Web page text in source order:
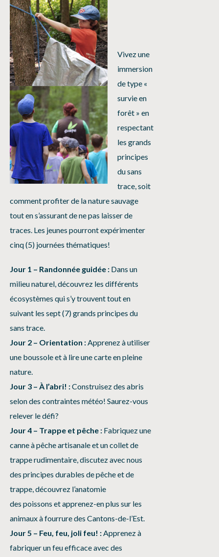
Vivez une
immersion
de type «
survie en
forêt » en
respectant
les grands
principes
du sans
trace, soit
comment profiter de la nature sauvage
tout en s’assurant de ne pas laisser de
traces. Les jeunes pourront expérimenter
cinq (5) journées thématiques!
Jour 1 – Randonnée guidée : Dans un
milieu naturel, découvrez les différents
écosystèmes qui s’y trouvent tout en
suivant les sept (7) grands principes du
sans trace.
Jour 2 – Orientation :Apprenez à utiliser
une boussole et à lire une carte en pleine
nature.
Jour 3 – À l’abri! :Construisez des abris
selon des contraintes météo! Saurez-vous
relever le défi?
Jour 4 – Trappe et pêche : Fabriquez une
canne à pêche artisanale et un collet de
trappe rudimentaire, discutez avec nous
des principes durables de pêche et de
trappe, découvrez l’anatomie
des poissons et apprenez-en plus sur les
animaux à fourrure des Cantons-de-l’Est.
Jour 5 – Feu, feu, joli feu! :Apprenez à
fabriquer un feu efficace avec des